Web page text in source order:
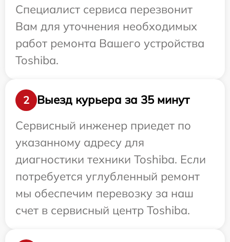
Специалист сервиса перезвонит
Вам для уточнения необходимых
работ ремонта Вашего устройства
Toshiba.
2
Выезд курьера за 35 минут
Сервисный инженер приедет по
указанному адресу для
диагностики техники Toshiba. Если
потребуется углубленный ремонт
мы обеспечим перевозку за наш
счет в сервисный центр Toshiba.